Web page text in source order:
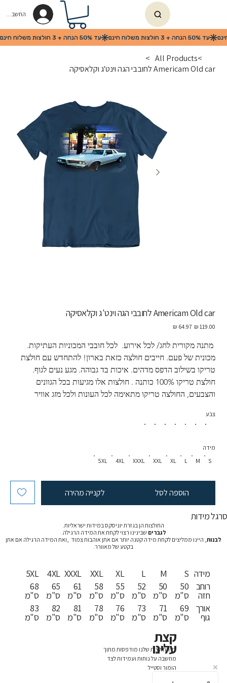
החשבון שלי
>
All Products
>
Americam Old car לחובבי הגה וינט'ג וקלאסיקה
Americam Old car לחובבי הגה וינט'ג וקלאסיקה
מחיר
מחיר
‏64.97 ‏₪
מתנה מקורית לחג/ לכל אירוע.  לכל חובבי המכוניות העתיקות.
מכונית של פעם. חייבים חולצה כזאת בארון! להתחדש עם חולצת
טריקו בשילוב הדפס מדהים. איכות בד גבוהה. מגע נעים לגוף.
חולצת טריקו 100% כותנה . חולצות אלו מגיעות בכל הגוונים
והצבעים, החולצה טריקו מתאימה לכל העונות ולכל מזג אוויר
צבע
S
M
L
XL
XXL
XXXL
4XL
5XL
מידה
הוספה לסל לקנייה מהירה
סרגל מידות
החולצות הן בגזרת יוניסקס במידות ישראליות.
לגברים שבינינו רצוי לקחת את המידה הרגילה.
לבנות, היינו ממליצים לקחת מידה קטנה יותר אם אתן אוהבות צמוד ,ואת המידה הרגילה אם אתן
בקטע של מאוורר.
5XL
68
ס"מ
83
ס"מ
4XL
65
ס"מ
82
ס"מ
XXXL
61
ס"מ
81
ס"מ
XXL
58
ס"מ
78
ס"מ
XL
55
ס"מ
76
ס"מ
L
52
ס"מ
73
ס"מ
M
50
ס"מ
71
ס"מ
S
50
ס"מ
69
ס"מ
מידה
רוחב
חזה
אורך
גוף
כל החולצות שלנו מודפסות מתוך
מחשבה על נוחות ועמידות לצד
הומור וסטייל
קצת
עלינו